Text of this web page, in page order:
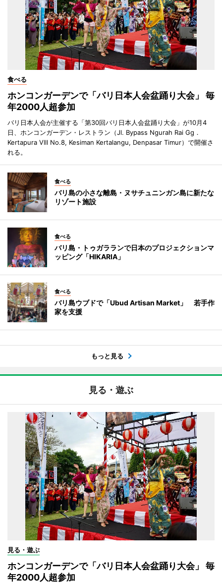
食べる
ホンコンガーデンで「バリ日本人会盆踊り大会」 毎
年2000人超参加
バリ日本人会が主催する「第30回バリ日本人会盆踊り大会」が10月4
日、ホンコンガーデン・レストラン（Jl. Bypass Ngurah Rai Gg．
Kertapura Vlll No.8, Kesiman Kertalangu, Denpasar Timur）で開催さ
れる。
食べる
バリ島の小さな離島・ヌサチュニンガン島に新たな
リゾート施設
食べる
バリ島・トゥガラランで日本のプロジェクションマ
ッピング「HIKARIA」
食べる
バリ島ウブドで「Ubud Artisan Market」 若手作
家を支援
もっと見る
見る・遊ぶ
見る・遊ぶ
ホンコンガーデンで「バリ日本人会盆踊り大会」 毎
年2000人超参加